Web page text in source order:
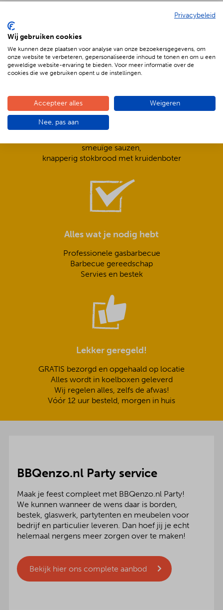
De voordelen van BBQenzo.nl
Compleet is ook écht compleet!
smeuïge sauzen,
knapperig stokbrood met kruidenboter
Alles wat je nodig hebt
Professionele gasbarbecue
Barbecue gereedschap
Servies en bestek
Lekker geregeld!
GRATIS bezorgd en opgehaald op locatie
Alles wordt in koelboxen geleverd
Wij regelen alles, zelfs de afwas!
Vóór 12 uur besteld, morgen in huis
BBQenzo.nl Party service
Maak je feest compleet met BBQenzo.nl Party!
We kunnen wanneer de wens daar is borden,
bestek, glaswerk, partytenten en meubelen voor
bedrijf en particulier leveren. Dan hoef jij je echt
helemaal nergens meer zorgen over te maken!
Bekijk hier ons complete aanbod
Privacybeleid
Wij gebruiken cookies
We kunnen deze plaatsen voor analyse van onze bezoekersgegevens, om
onze website te verbeteren, gepersonaliseerde inhoud te tonen en om u een
geweldige website-ervaring te bieden. Voor meer informatie over de
cookies die we gebruiken opent u de instellingen.
Accepteer alles Weigeren
Nee, pas aan